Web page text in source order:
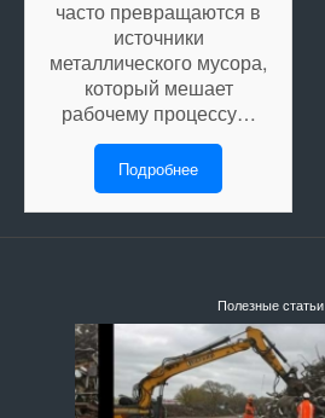
часто превращаются в
источники
металлического мусора,
который мешает
рабочему процессу…
Подробнее
Полезные статьи